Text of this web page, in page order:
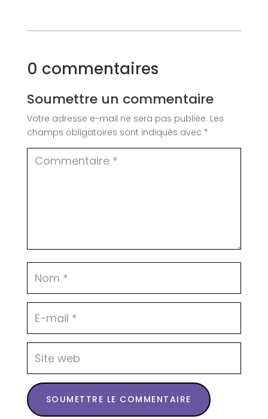
0 commentaires
Soumettre un commentaire
Votre adresse e-mail ne sera pas publiée. Les
champs obligatoires sont indiqués avec *
SOUMETTRE LE COMMENTAIRE